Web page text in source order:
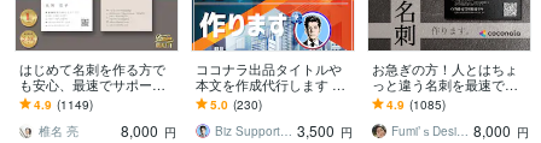
はじめて名刺を作る方で
も安心、最速でサポート
します 名刺デザイン実績
最多のプロデザイナーが
デザインいたします!
4.9 (1149)
椎名 亮
8,000 円
ココナラ出品タイトルや
本文を作成代行します 出
品の相談に乗り、集客し
やすいテキストや画像作
ります！
5.0 (230)
Biz Support 阿形 清治 3,500 円
お急ぎの方！人とはちょ
っと違う名刺を最速で作
ります あなただけのオリ
ジナル名刺を！翌日まで
にデザイン作成します！
4.9 (1085)
Fumi’ｓDesign 8,000 円